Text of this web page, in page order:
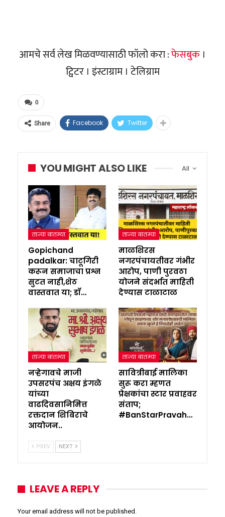
आमचे सर्व लेख मिळवण्यासाठी फॉलो करा :फेसबुक ।
ट्विटर । इंस्टाग्राम । टेलिग्राम
0
Share Facebook Twitter
All
YOU MIGHT ALSO LIKE
ताज्या बातम्या
Gopichand
padalkar: चाटूगिरी
करून समाजाचा प्रश्न
सुटत नाही,शेठ
वास्तवात या; डॉ…
ताज्या बातम्या
माळशिरस
नगरपंचायतीवर गंभीर
आरोप, पाणी पुरवठा
योजने संदर्भात माहिती
देण्यास टाळाटाळ
ताज्या बातम्या
नऱ्हेगावचे माजी
उपसरपंच अक्षय इंगळे
यांच्या
वाढदिवसानिमित्त
रक्तदान शिबिराचे
आयोजन..
ताज्या बातम्या
सावित्रीबाई मालिका
सुरू करा म्हणत
प्रेक्षकांचा स्टार प्रवाहवर
संताप;
#BanStarPravah…
PREV NEXT
LEAVE A REPLY
Your email address will not be published.